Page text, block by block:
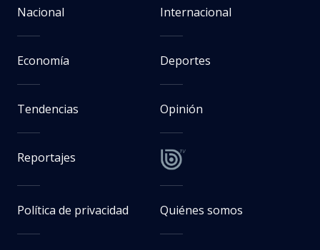
Nacional Internacional
Economía Deportes
Tendencias Opinión
Reportajes
Política de privacidad Quiénes somos